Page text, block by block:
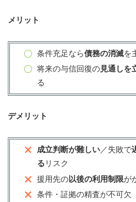
メリット
条件充足なら債務の消滅を
将来の与信回復の見通しを
る
デメリット
成立判断が難しい／失敗で
る リスク
援用先の以後の利用制限が
条件・証拠の精査が不可欠